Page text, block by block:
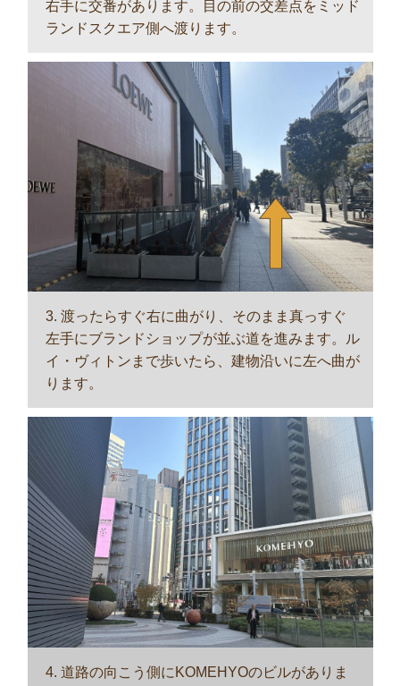
右手に交番があります。目の前の交差点をミッド
ランドスクエア側へ渡ります。
3. 渡ったらすぐ右に曲がり、そのまま真っすぐ
左手にブランドショップが並ぶ道を進みます。ル
イ・ヴィトンまで歩いたら、建物沿いに左へ曲が
ります。
4. 道路の向こう側にKOMEHYOのビルがありま